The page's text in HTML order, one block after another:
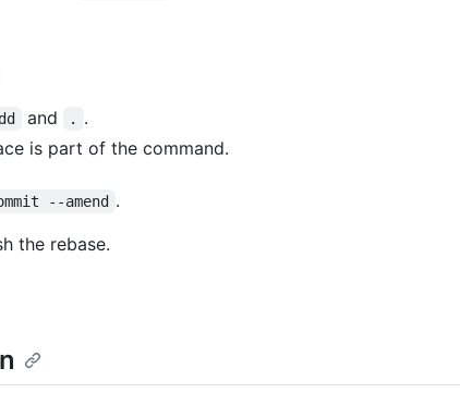
and .
.
is part of the command.
--amend .
the rebase.